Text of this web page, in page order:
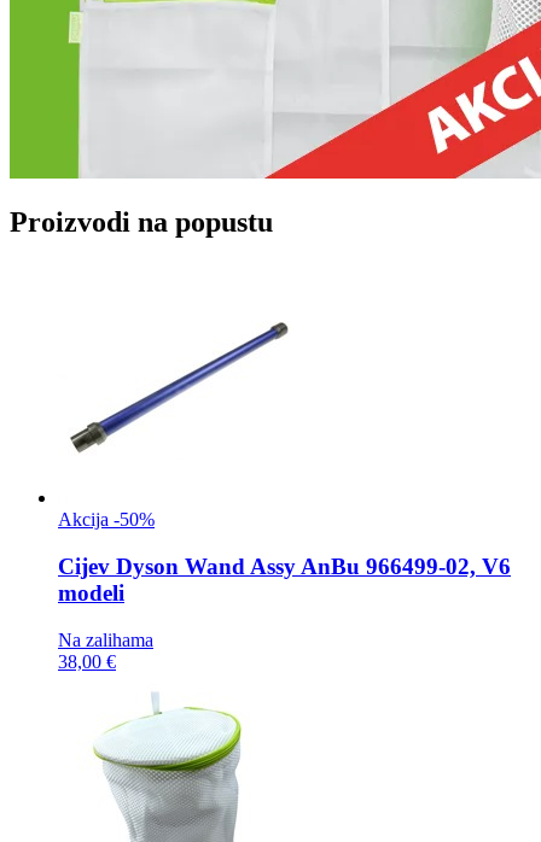
Proizvodi na popustu
Akcija -50%
Cijev Dyson Wand Assy AnBu 966499-02, V6
modeli
Na zalihama
38,00 €